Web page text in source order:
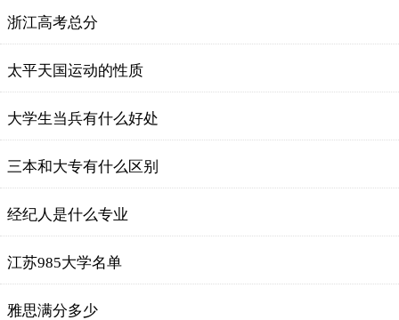
浙江高考总分
太平天国运动的性质
大学生当兵有什么好处
三本和大专有什么区别
经纪人是什么专业
江苏985大学名单
雅思满分多少